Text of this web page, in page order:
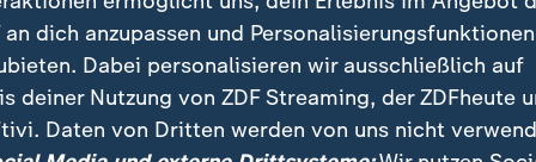
verschoben.
an dich anzupassen und Personalisierungsfunktionen
Dabei personalisieren wir ausschließlich auf
deiner Nutzung von ZDF Streaming, der ZDFheute
Daten von Dritten werden von uns nicht